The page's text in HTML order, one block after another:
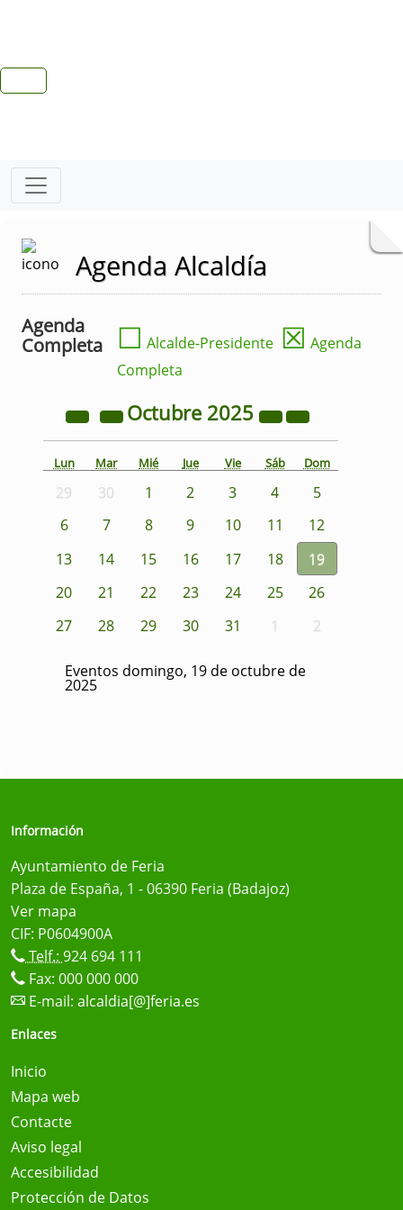
Agenda Alcaldía
Agenda
Completa
☐ Alcalde-Presidente ☒ Agenda
Completa
Octubre 2025
Lun Mar Mié Jue Vie Sáb Dom
29 30 1 2 3 4
5
6
7 8 9 10 11
12
13
14 15 16 17 18
19
20
21 22 23 24 25
26
27
28 29 30 31 1 2
Eventos domingo, 19 de octubre de
2025
Información
Ayuntamiento de Feria
Plaza de España, 1 - 06390 Feria (Badajoz)
Ver mapa
CIF: P0604900A
Telf.: 924 694 111
Fax: 000 000 000
E-mail: alcaldia[@]feria.es
Enlaces
Inicio
Mapa web
Contacte
Aviso legal
Accesibilidad
Protección de Datos